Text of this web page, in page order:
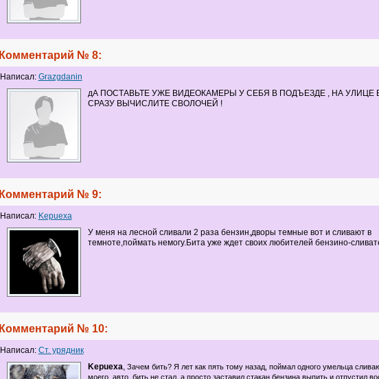
Комментарий № 8:
Написал: Grazgdanin
дА ПОСТАВЬТЕ УЖЕ ВИДЕОКАМЕРЫ У СЕБЯ В ПОДЪЕЗДЕ , НА УЛИЦЕ
СРАЗУ ВЫЧИСЛИТЕ СВОЛОЧЕЙ !
Комментарий № 9:
Написал: Kepuexa
У меня на лесной сливали 2 раза бензин,дворы темные вот и сливают в
темноте,поймать немогу.Бита уже ждет своих любителей бензино-
Комментарий № 10:
Написал: Ст. урядник
Kepuexa, Зачем бить? Я лет как пять тому назад, поймал одного умельца
моего авто, бить не стал, а просто заставил стакан бензина выпить и отпустил